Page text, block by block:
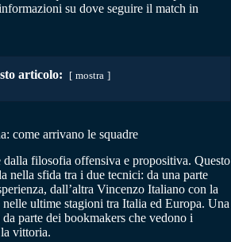
su dove seguire il match in
articolo: mostra
come arrivano le squadre
dalla filosofia offensiva e propositiva. Questo
nella sfida tra i due tecnici: da una parte
dall’altra Vincenzo Italiano con la
nelle ultime stagioni tra Italia ed Europa. Una
parte dei bookmakers che vedono i
vittoria.